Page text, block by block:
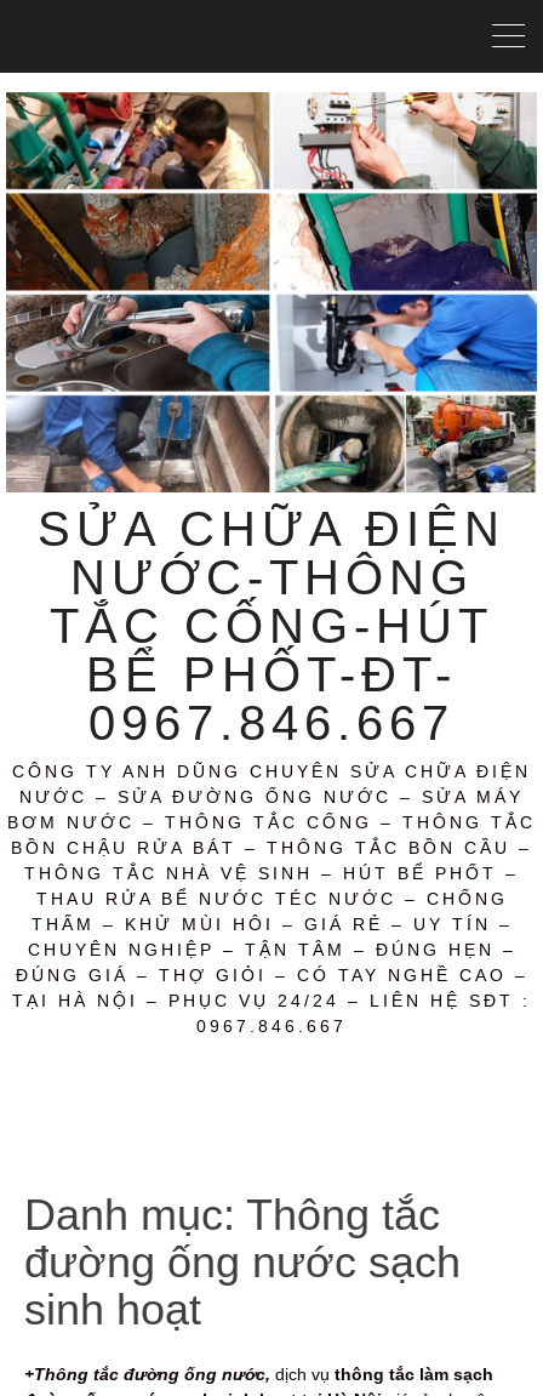
SỬA CHỮA ĐIỆN
NƯỚC-THÔNG
TẮC CỐNG-HÚT
BỂ PHỐT-ĐT-
0967.846.667
CÔNG TY ANH DŨNG CHUYÊN SỬA CHỮA ĐIỆN
NƯỚC – SỬA ĐƯỜNG ỐNG NƯỚC – SỬA MÁY
BƠM NƯỚC – THÔNG TẮC CỐNG – THÔNG TẮC
BỒN CHẬU RỬA BÁT – THÔNG TẮC BỒN CẦU –
THÔNG TẮC NHÀ VỆ SINH – HÚT BỂ PHỐT –
THAU RỬA BỂ NƯỚC TÉC NƯỚC – CHỐNG
THẤM – KHỬ MÙI HÔI – GIÁ RẺ – UY TÍN –
CHUYÊN NGHIỆP – TẬN TÂM – ĐÚNG HẸN –
ĐÚNG GIÁ – THỢ GIỎI – CÓ TAY NGHỀ CAO –
TẠI HÀ NỘI – PHỤC VỤ 24/24 – LIÊN HỆ SĐT :
0967.846.667
Danh mục: Thông tắc
đường ống nước sạch
sinh hoạt
+Thông tắc đường ống nước, dịch vụ thông tắc làm sạch